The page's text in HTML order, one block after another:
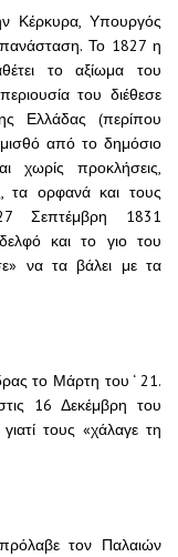
Κέρκυρα, Υπουργός
Το 1827 η
το αξίωμα του
του διέθεσε
Ελλάδας (περίπου
από το δημόσιο
χωρίς προκλήσεις,
τα ορφανά και τους
Σεπτέμβρη 1831
και το γιο του
να τα βάλει με τα
το Μάρτη του ‘ 21.
16 Δεκέμβρη του
τους «χάλαγε τη
τον Παλαιών